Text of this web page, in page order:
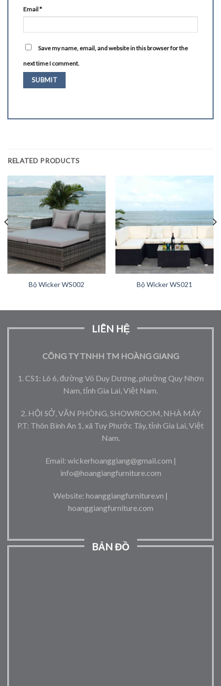
Email*
Save my name, email, and website in this browser for the
next time I comment.
RELATED PRODUCTS
Bộ Wicker WS002 Bộ Wicker WS021
LIÊN HỆ
CÔNG TY TNHH TM HOÀNG GIANG
1. CS1: Lô 6, đường Võ Duy Dương, phường Quy Nhơn
Nam, tỉnh Gia Lai, Việt Nam.
2. HỘI SỞ, VĂN PHÒNG, SHOWROOM, NHÀ MÁY
P.T: Thôn Bình An 1, xã Tuy Phước Tây, tỉnh Gia Lai, Việt
Nam.
Email: wickerhoanggiang@gmail.com |
info@hoangiangfurniture.com
Website: hoanggiangfurniture.vn |
hoanggiangfurniture.com
BẢN ĐỒ